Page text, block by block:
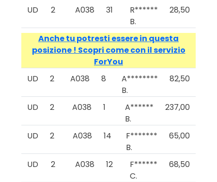
UD 2 A038 31
R******
B.
28,50
Anche tu potresti essere in questa
posizione ! Scopri come con il servizio
ForYou
UD
2 A038 8
A********
B.
82,50
UD 2 A038 1
A******
B.
237,00
UD 2 A038 14
F*******
B.
65,00
UD 2 A038 12
F******
C.
68,50